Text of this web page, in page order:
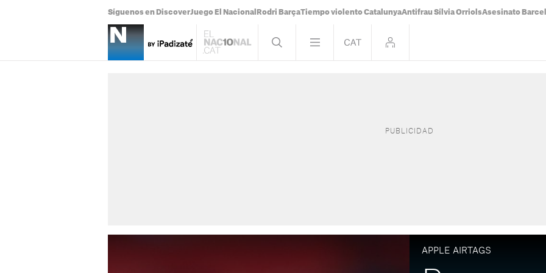
Síguenos en DiscoverJuego El Nacional Rodri BarçaTiempo violento CatalunyaAntifrau Sílvia OrriolsAsesinato
APPLE AIRTAGS